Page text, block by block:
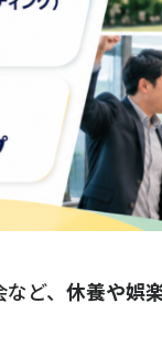
ど、 休養や娯